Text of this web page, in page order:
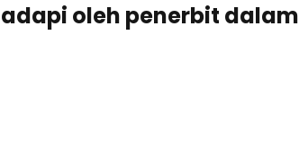
oleh penerbit dalam